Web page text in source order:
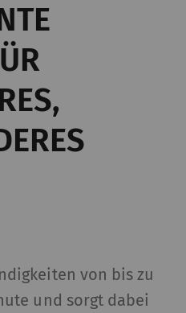
von bis zu
und sorgt dabei